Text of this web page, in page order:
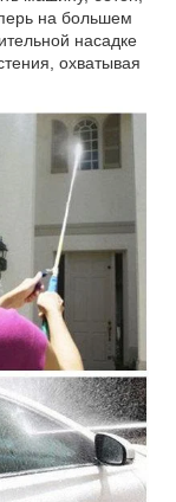
на большем
насадке
охватывая